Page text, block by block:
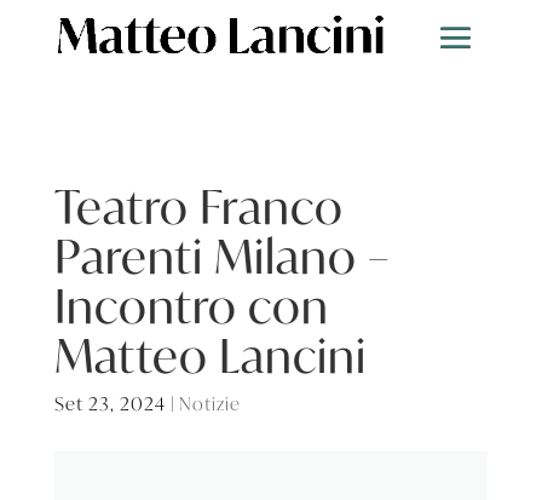
Teatro Franco
Parenti Milano –
Incontro con
Matteo Lancini
Set 23, 2024 | Notizie